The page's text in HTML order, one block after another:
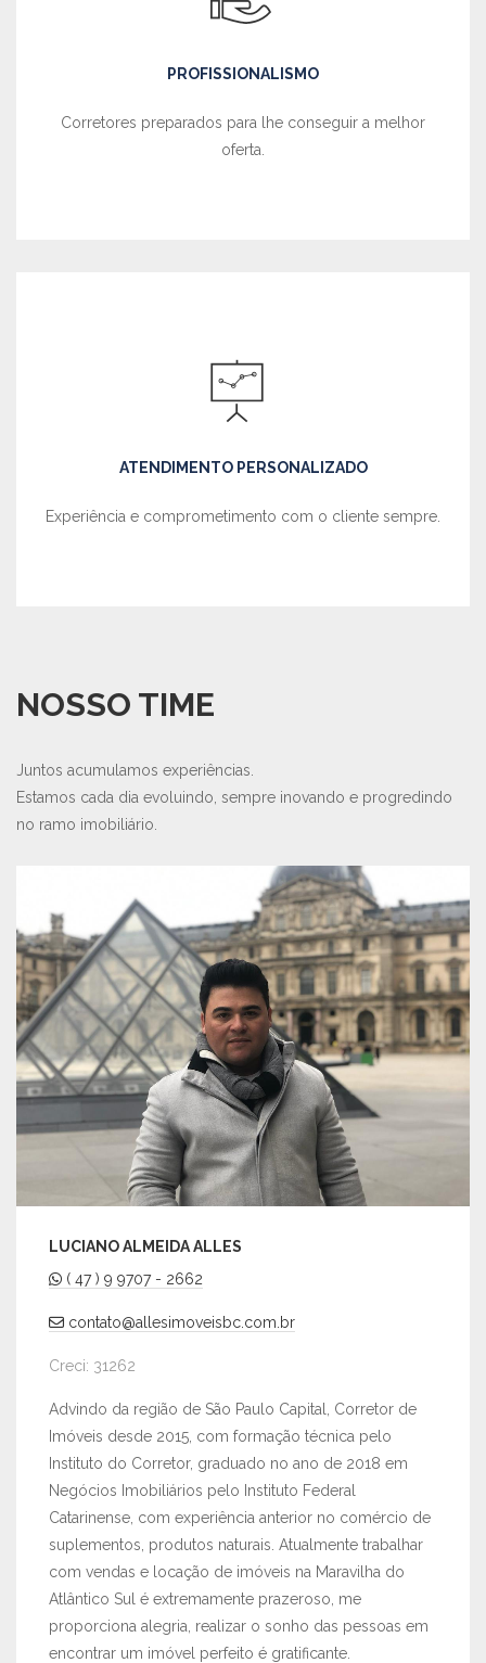
PROFISSIONALISMO
Corretores preparados para lhe conseguir a melhor
oferta.
ATENDIMENTO PERSONALIZADO
Experiência e comprometimento com o cliente sempre.
NOSSO TIME
Juntos acumulamos experiências.
Estamos cada dia evoluindo, sempre inovando e progredindo
no ramo imobiliário.
LUCIANO ALMEIDA ALLES
( 47 ) 9 9707 - 2662
contato@allesimoveisbc.com.br
Creci: 31262
Advindo da região de São Paulo Capital, Corretor de
Imóveis desde 2015, com formação técnica pelo
Instituto do Corretor, graduado no ano de 2018 em
Negócios Imobiliários pelo Instituto Federal
Catarinense, com experiência anterior no comércio de
suplementos, produtos naturais. Atualmente trabalhar
com vendas e locação de imóveis na Maravilha do
Atlântico Sul é extremamente prazeroso, me
proporciona alegria, realizar o sonho das pessoas em
encontrar um imóvel perfeito é gratificante.